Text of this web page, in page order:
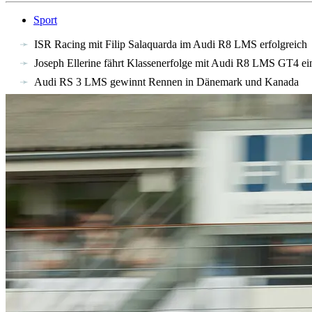
Sport
ISR Racing mit Filip Salaquarda im Audi R8 LMS erfolgreich
Joseph Ellerine fährt Klassenerfolge mit Audi R8 LMS GT4
Audi RS 3 LMS gewinnt Rennen in Dänemark und Kanada